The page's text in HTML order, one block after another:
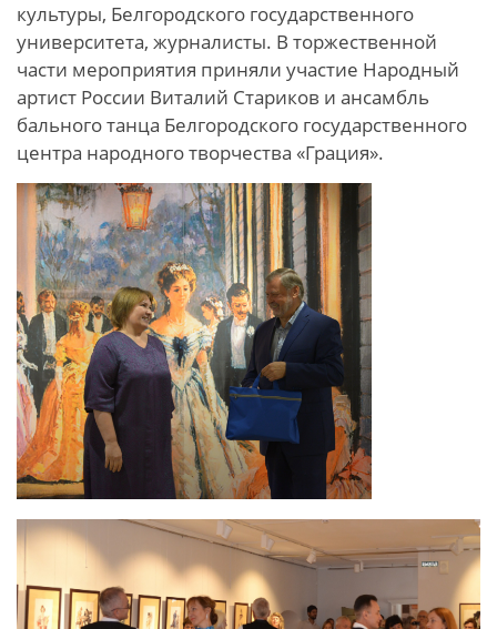
культуры, Белгородского государственного
университета, журналисты. В торжественной
части мероприятия приняли участие Народный
артист России Виталий Стариков и ансамбль
бального танца Белгородского государственного
центра народного творчества «Грация».